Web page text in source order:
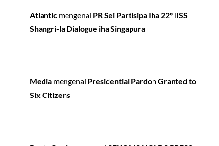
Atlantic mengenai PR Sei Partisipa Iha 22º IISS
Shangri-la Dialogue iha Singapura
Media mengenai Presidential Pardon Granted to
Six Citizens